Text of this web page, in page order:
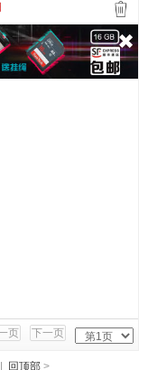
页 下一页
回顶部 >